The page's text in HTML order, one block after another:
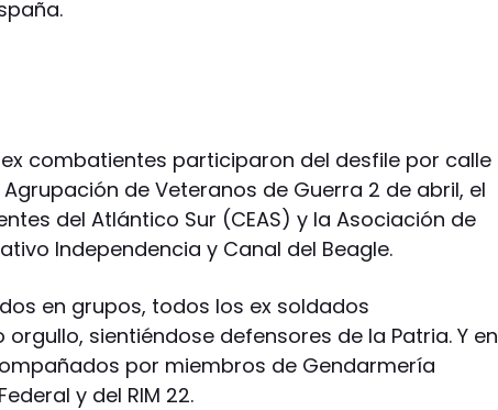
combatientes participaron del desfile por calle
Agrupación de Veteranos de Guerra 2 de abril, el
del Atlántico Sur (CEAS) y la Asociación de
Independencia y Canal del Beagle.
en grupos, todos los ex soldados
sientiéndose defensores de la Patria. Y en
por miembros de Gendarmería
y del RIM 22.